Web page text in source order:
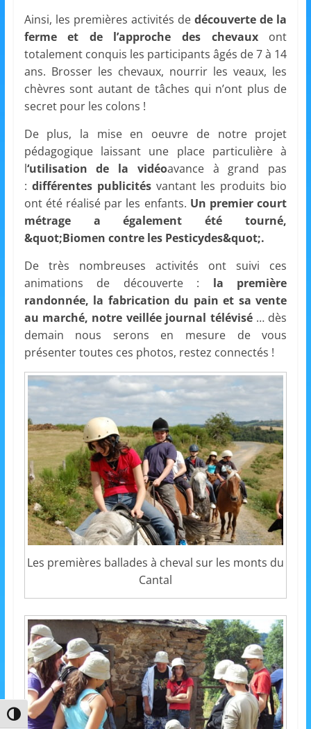
Passer en contraste élevé
o
i
s
i
,
é
u
c
a
o
n
t
A
n
m
a
t
i
o
n
à
p
a
t
i
r
d
3
Ainsi, les premières activités dedécouverte de la
ferme et de l’approche des chevauxont
totalement conquis les participants âgés de 7 à 14
ans. Brosser les chevaux, nourrir les veaux, les
chèvres sont autant de tâches qui n’ont plus de
secret pour les colons !
De plus, la mise en oeuvre de notre projet
pédagogique laissant une place particulière à
l‘utilisation de la vidéoavance à grand pas
: différentes publicitésvantant les produits bio
ont été réalisé par les enfants. Un premier court
métrage a également été tourné,
&quot;Biomen contre les Pesticydes&quot;.
De très nombreuses activités ont suivi ces
animations de découverte : la première
randonnée, la fabrication du pain et sa vente
au marché, notre veillée journal télévisé… dès
demain nous serons en mesure de vous
présenter toutes ces photos, restez connectés !
Les premières ballades à cheval sur les monts du
Cantal